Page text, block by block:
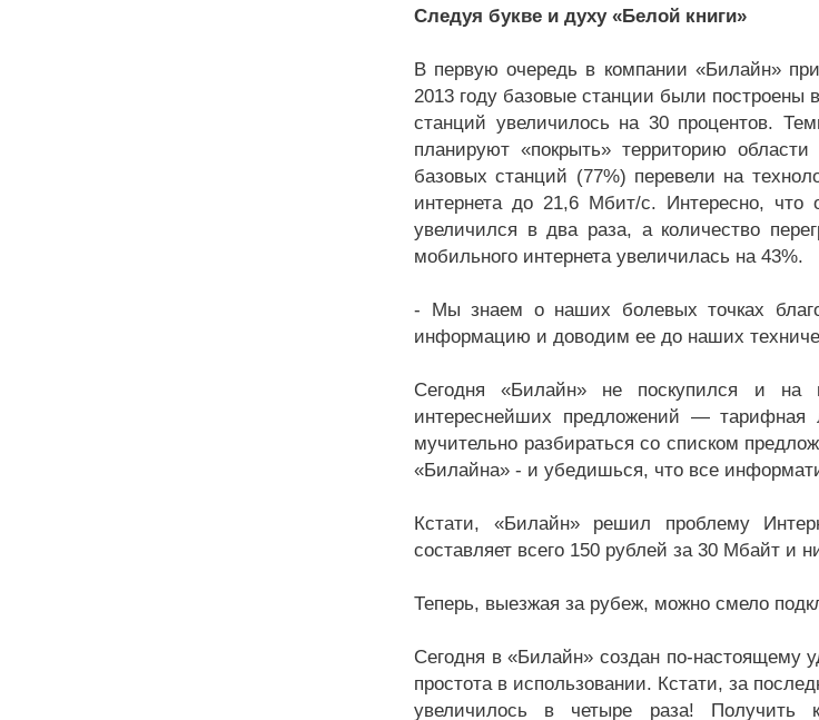
Следуя букве и духу «Белой книги»
В первую очередь в компании «Билайн»
2013 году базовые станции были
станций увеличилось на 30 процентов.
планируют «покрыть» территорию
базовых станций (77%) перевели на
интернета до 21,6 Мбит/с. Интересно, что
увеличился в два раза, а количество
мобильного интернета увеличилась на 43%.
- Мы знаем о наших болевых точках
информацию и доводим ее до наших
Сегодня «Билайн» не поскупился и
интереснейших предложений — тарифная
мучительно разбираться со списком
«Билайна» - и убедишься, что все
Кстати, «Билайн» решил проблему
составляет всего 150 рублей за 30 Мбайт и
Теперь, выезжая за рубеж, можно смело
Сегодня в «Билайн» создан по-настоящему
простота в использовании. Кстати, за
увеличилось в четыре раза! Получить